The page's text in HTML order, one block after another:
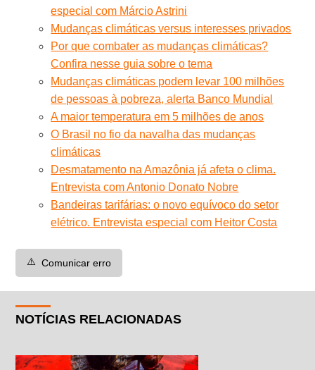
especial com Márcio Astrini
Mudanças climáticas versus interesses privados
Por que combater as mudanças climáticas?
Confira nesse guia sobre o tema
Mudanças climáticas podem levar 100 milhões
de pessoas à pobreza, alerta Banco Mundial
A maior temperatura em 5 milhões de anos
O Brasil no fio da navalha das mudanças
climáticas
Desmatamento na Amazônia já afeta o clima.
Entrevista com Antonio Donato Nobre
Bandeiras tarifárias: o novo equívoco do setor
elétrico. Entrevista especial com Heitor Costa
⚠️ Comunicar erro
NOTÍCIAS RELACIONADAS